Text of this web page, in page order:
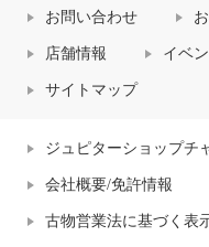
お問い合わせ
店舗情報 イベ
サイトマップ
ジュピターショップチ
会社概要/免許情報
古物営業法に基づく表